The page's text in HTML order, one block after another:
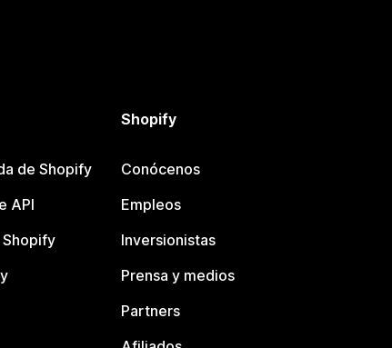
de Shopify
API
Shopify
Conócenos
Empleos
Inversionistas
Prensa y medios
Partners